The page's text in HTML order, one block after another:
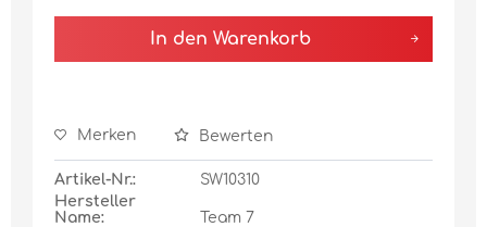
In den Warenkorb
Merken Bewerten
Artikel-Nr.:
SW10310
Hersteller
Name:
Team 7